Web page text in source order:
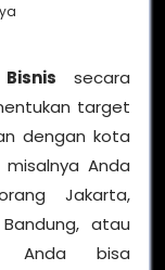
secara
target
dengan kota
Anda
Jakarta,
atau
Anda bisa